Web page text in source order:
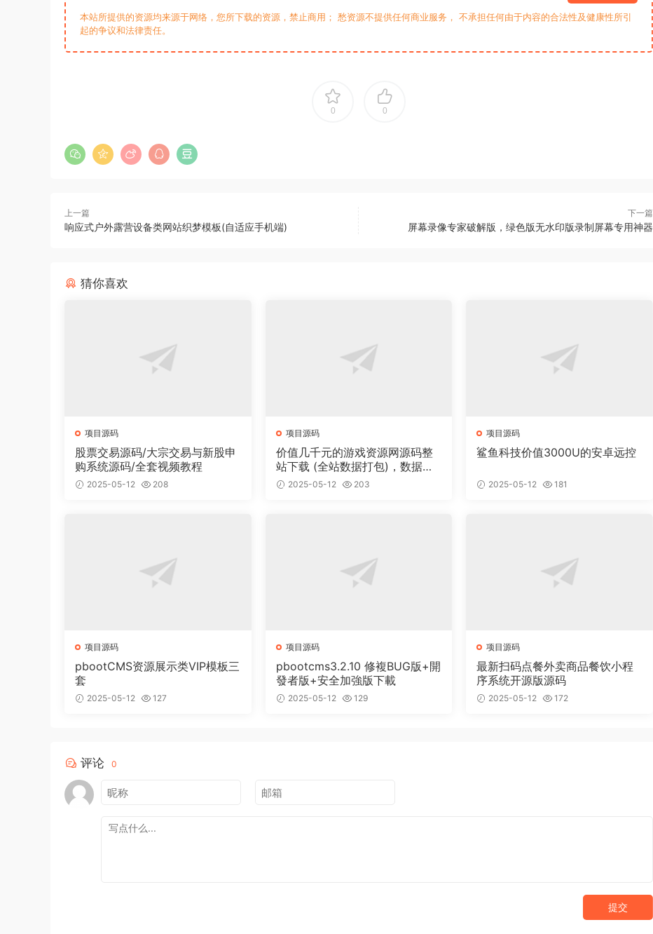
本站所提供的资源均来源于网络，您所下载的资源，禁止商用； 愁资源不提供任何商业服务， 不承担任何由于内容的合法性及健康性所引
起的争议和法律责任。
0 0
上一篇
响应式户外露营设备类网站织梦模板(自适应手机端)
下一篇
屏幕录像专家破解版，绿色版无水印版录制屏幕专用神器
猜你喜欢
项目源码
股票交易源码/大宗交易与新股申
购系统源码/全套视频教程
2025-05-12 208
项目源码
价值几千元的游戏资源网源码整
站下载 (全站数据打包)，数据里
面有200多个宝贝。
2025-05-12 203
项目源码
鲨鱼科技价值3000U的安卓远控
2025-05-12 181
项目源码
pbootCMS资源展示类VIP模板三
套
2025-05-12 127
项目源码
pbootcms3.2.10 修複BUG版+開
發者版+安全加強版下載
2025-05-12 129
项目源码
最新扫码点餐外卖商品餐饮小程
序系统开源版源码
2025-05-12 172
评论 0
提交